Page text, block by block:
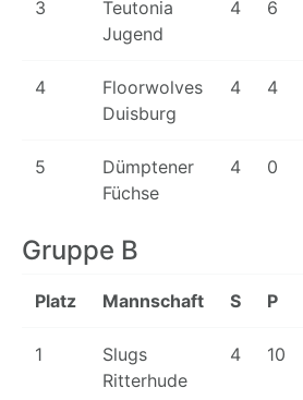
3
Teutonia
Jugend
4 6
4
Floorwolves
Duisburg
4 4
5
Dümptener
Füchse
4 0
Gruppe B
Platz Mannschaft S P
1
Slugs
Ritterhude
4 10